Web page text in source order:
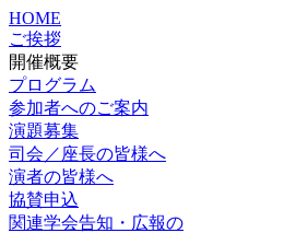
HOME
ご挨拶
開催概要
プログラム
参加者へのご案内
演題募集
司会／座長の皆様へ
演者の皆様へ
協賛申込
関連学会告知・広報の